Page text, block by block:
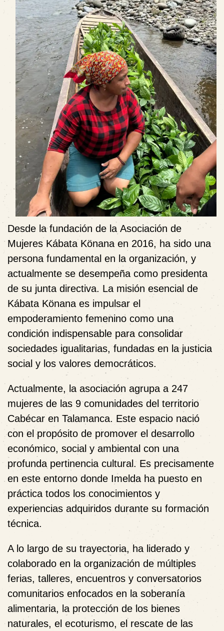
Desde la fundación de la Asociación de
Mujeres Kábata Könanaen 2016, ha sido una
persona fundamental en la organización, y
actualmente se desempeña como presidenta
de su junta directiva. La misión esencial de
Kábata Könana es impulsar el
empoderamiento femenino como una
condición indispensable para consolidar
sociedades igualitarias, fundadas en la justicia
social y los valores democráticos.
Actualmente, la asociación agrupa a 247
mujeres de las 9 comunidades del territorio
Cabécar en Talamanca. Este espacio nació
con el propósito de promover el desarrollo
económico, social y ambiental con una
profunda pertinencia cultural. Es precisamente
en este entorno donde Imelda ha puesto en
práctica todos los conocimientos y
experiencias adquiridos durante su formación
técnica.
A lo largo de su trayectoria, ha liderado y
colaborado en la organización de múltiples
ferias, talleres, encuentros y conversatorios
comunitarios enfocados en la soberanía
alimentaria, la protección de los bienes
naturales, el ecoturismo, el rescate de las